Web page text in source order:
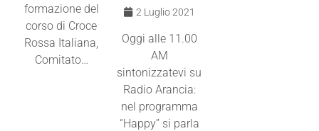
formazione del
corso di Croce
Rossa Italiana,
Comitato…
2 Luglio 2021
Oggi alle 11.00
AM
sintonizzatevi su
Radio Arancia:
nel programma
“Happy” si parla